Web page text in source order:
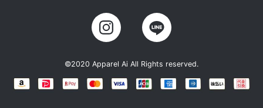
©2020 Apparel Ai All Rights reserved.